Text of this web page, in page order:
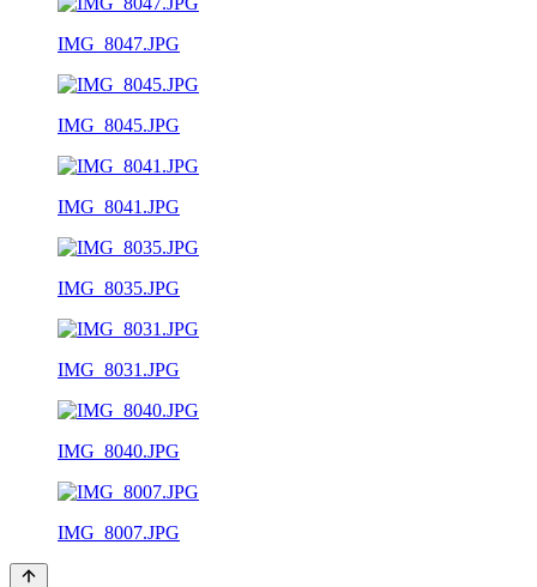
IMG_8047.JPG
IMG_8045.JPG
IMG_8041.JPG
IMG_8035.JPG
IMG_8031.JPG
IMG_8040.JPG
IMG_8007.JPG